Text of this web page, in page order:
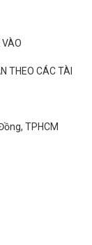
VÀO
THEO CÁC TÀI
TPHCM